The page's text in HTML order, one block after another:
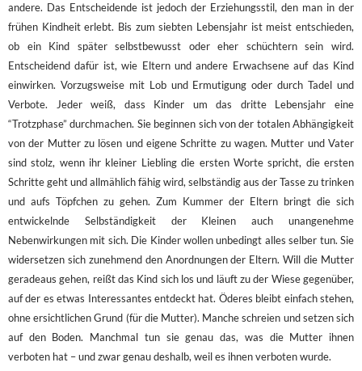
andere. Das Entscheidende ist jedoch der Erziehungsstil, den man in der
frühen Kindheit erlebt. Bis zum siebten Lebensjahr ist meist entschieden,
ob ein Kind später selbstbewusst oder eher schüchtern sein wird.
Entscheidend dafür ist, wie Eltern und andere Erwachsene auf das Kind
einwirken. Vorzugsweise mit Lob und Ermutigung oder durch Tadel und
Verbote. Jeder weiß, dass Kinder um das dritte Lebensjahr eine
“Trotzphase” durchmachen. Sie beginnen sich von der totalen Abhängigkeit
von der Mutter zu lösen und eigene Schritte zu wagen. Mutter und Vater
sind stolz, wenn ihr kleiner Liebling die ersten Worte spricht, die ersten
Schritte geht und allmählich fähig wird, selbständig aus der Tasse zu trinken
und aufs Töpfchen zu gehen. Zum Kummer der Eltern bringt die sich
entwickelnde Selbständigkeit der Kleinen auch unangenehme
Nebenwirkungen mit sich. Die Kinder wollen unbedingt alles selber tun. Sie
widersetzen sich zunehmend den Anordnungen der Eltern. Will die Mutter
geradeaus gehen, reißt das Kind sich los und läuft zu der Wiese gegenüber,
auf der es etwas Interessantes entdeckt hat. Öderes bleibt einfach stehen,
ohne ersichtlichen Grund (für die Mutter). Manche schreien und setzen sich
auf den Boden. Manchmal tun sie genau das, was die Mutter ihnen
verboten hat – und zwar genau deshalb, weil es ihnen verboten wurde.